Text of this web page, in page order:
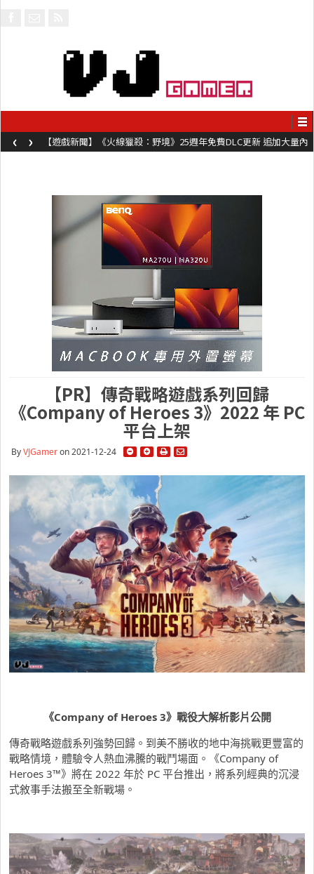
【遊戲新聞】《火線獵殺：野境》25週年免費DLC更新 追加大量內
容同時系舊作限時超平價折扣
‹ ›
【PR】傳奇戰略遊戲系列回歸
《Company of Heroes 3》2022 年 PC
平台上架
ByVJGameron 2021-12-24
《Company of Heroes 3》戰役大解析影片公開
傳奇戰略遊戲系列強勢回歸。到美不勝收的地中海挑戰更豐富的
戰略情境，體驗令人熱血沸騰的戰鬥場面。《Company of
Heroes 3™》將在 2022 年於 PC 平台推出，將系列經典的沉浸
式敘事手法搬至全新戰場。